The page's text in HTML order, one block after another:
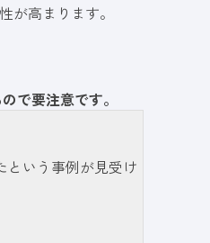
が高まります。
で要注意です。
という事例が見受け